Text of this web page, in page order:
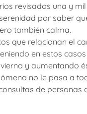
revisados una y
por saber
también calma.
que relacionan el
en estos
y aumentando
no le pasa a
de